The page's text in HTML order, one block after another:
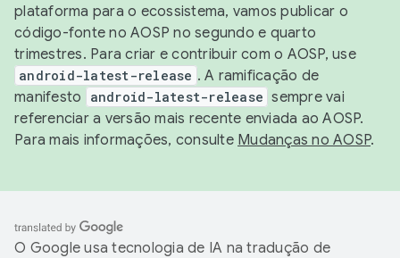
plataforma para o ecossistema, vamos publicar o
código-fonte no AOSP no segundo e quarto
trimestres. Para criar e contribuir com o AOSP, use
android-latest-release . A ramificação de
manifesto
android-latest-release sempre vai
referenciar a versão mais recente enviada ao AOSP.
Para mais informações, consulte Mudanças no AOSP.
O Google usa tecnologia de IA na tradução de